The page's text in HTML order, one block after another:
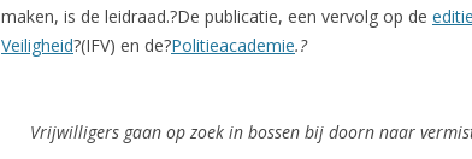
maken, is de leidraad.?De publicatie, een vervolg op de
Veiligheid?(IFV) en de?Politieacademie.?
Vrijwilligers gaan op zoek in bossen bij doorn naar